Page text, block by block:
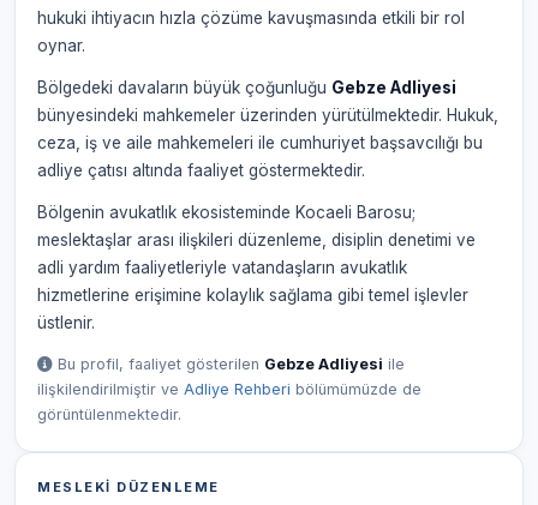
hukuki ihtiyacın hızla çözüme kavuşmasında etkili bir rol
oynar.
Bölgedeki davaların büyük çoğunluğu Gebze Adliyesi
bünyesindeki mahkemeler üzerinden yürütülmektedir. Hukuk,
ceza, iş ve aile mahkemeleri ile cumhuriyet başsavcılığı bu
adliye çatısı altında faaliyet göstermektedir.
Bölgenin avukatlık ekosisteminde Kocaeli Barosu;
meslektaşlar arası ilişkileri düzenleme, disiplin denetimi ve
adli yardım faaliyetleriyle vatandaşların avukatlık
hizmetlerine erişimine kolaylık sağlama gibi temel işlevler
üstlenir.
Bu profil, faaliyet gösterilen Gebze Adliyesi ile
ilişkilendirilmiştir ve Adliye Rehberi bölümümüzde de
görüntülenmektedir.
MESLEKI DÜZENLEME